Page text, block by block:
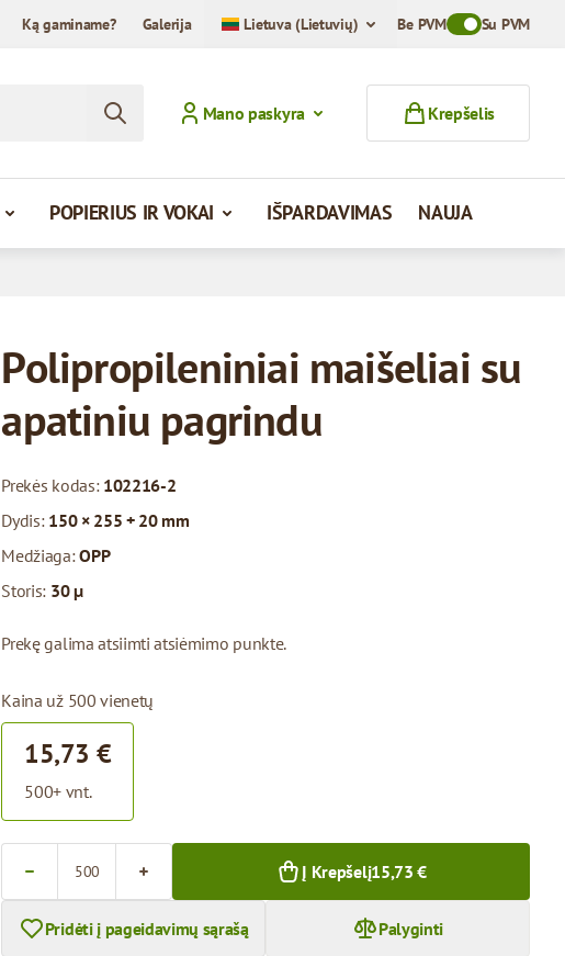
Ką gaminame? Galerija Lietuva (Lietuvių) Be PVMToggle VAT
Su PVM
Mano paskyra Krepšelis
POPIERIUS IR VOKAI IŠPARDAVIMAS NAUJA
Polipropileniniai maišeliai su
apatiniu pagrindu
Prekės kodas: 102216-2
Dydis: 150 × 255 + 20 mm
Medžiaga:OPP
Storis: 30 µ
Prekę galima atsiimti atsiėmimo punkte.
Kaina už 500 vienetų
15,73 €
500+ vnt.
Į Krepšelį15,73 €
Pridėti į pageidavimų sąrašą Palyginti